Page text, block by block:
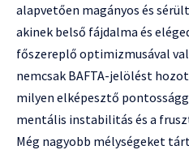
alapvetően magányos és
akinek belső fájdalma és
főszereplő optimizmusával
nemcsak BAFTA-jelölést
milyen elképesztő
mentális instabilitás és a
Még nagyobb mélységeket